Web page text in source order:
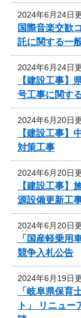
2024年6月24日
国際音楽交歓
託に関する一
2024年6月24日
【建設工事
号工事に関す
2024年6月20日
【建設工事
対策工事
2024年6月20日
【建設工事】
源設備更新工
2024年6月20日
「国産軽乗用
競争入札公告
2024年6月19日
「岐阜県保育
ト」 リニュ